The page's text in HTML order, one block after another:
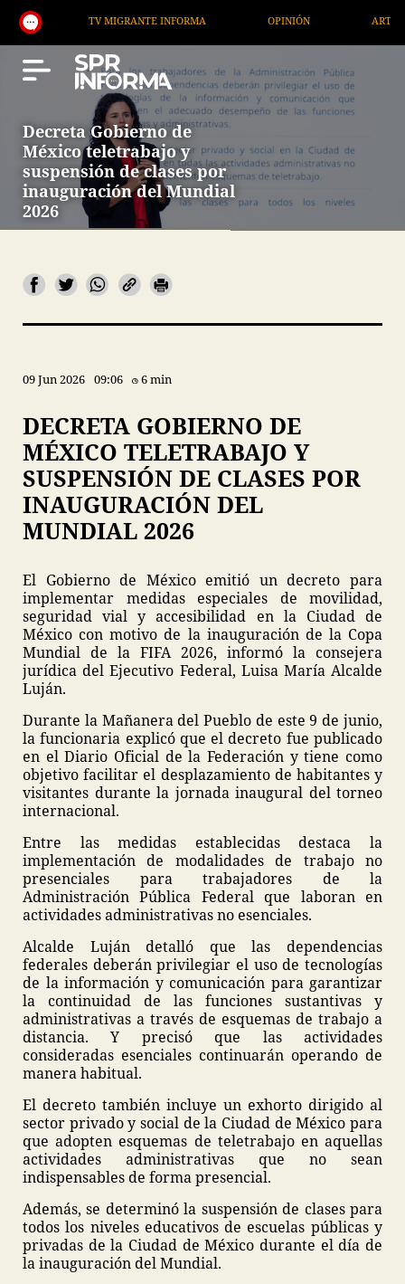
TV MIGRANTE INFORMA ARTÍCULOS
Decreta Gobierno de
México teletrabajo y
suspensión de clases por
inauguración del Mundial
2026
09 Jun 2026 09:06 6 min
DECRETA GOBIERNO DE
MÉXICO TELETRABAJO Y
SUSPENSIÓN DE CLASES POR
INAUGURACIÓN DEL
MUNDIAL 2026
El Gobierno de México emitió un decreto para
implementar medidas especiales de movilidad,
seguridad vial y accesibilidad en la Ciudad de
México con motivo de la inauguración de la Copa
Mundial de la FIFA 2026, informó la consejera
jurídica del Ejecutivo Federal, Luisa María Alcalde
Luján.
Durante la Mañanera del Pueblo de este 9 de junio,
la funcionaria explicó que el decreto fue publicado
en el Diario Oficial de la Federación y tiene como
objetivo facilitar el desplazamiento de habitantes y
visitantes durante la jornada inaugural del torneo
internacional.
Entre las medidas establecidas destaca la
implementación de modalidades de trabajo no
presenciales para trabajadores de la
Administración Pública Federal que laboran en
actividades administrativas no esenciales.
Alcalde Luján detalló que las dependencias
federales deberán privilegiar el uso de tecnologías
de la información y comunicación para garantizar
la continuidad de las funciones sustantivas y
administrativas a través de esquemas de trabajo a
distancia. Y precisó que las actividades
consideradas esenciales continuarán operando de
manera habitual.
El decreto también incluye un exhorto dirigido al
sector privado y social de la Ciudad de México para
que adopten esquemas de teletrabajo en aquellas
actividades administrativas que no sean
indispensables de forma presencial.
Además, se determinó la suspensión de clases para
todos los niveles educativos de escuelas públicas y
privadas de la Ciudad de México durante el día de
la inauguración del Mundial.